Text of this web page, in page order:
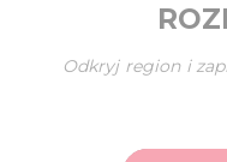
Odkryj region i